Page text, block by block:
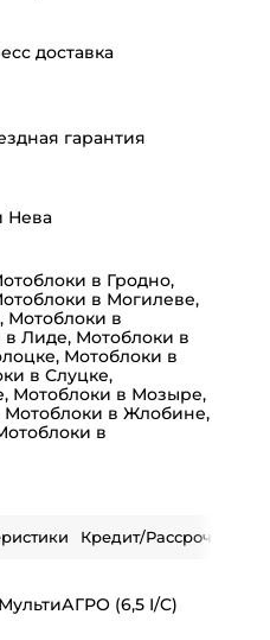
доставка
гарантия
Нева
в Гродно,
в Могилеве,
, Мотоблоки в
в Лиде, Мотоблоки в
, Мотоблоки в
в Слуцке,
, Мотоблоки в Мозыре,
Мотоблоки в Жлобине,
в
Кредит/Рассрочка
(6,5 I/C)